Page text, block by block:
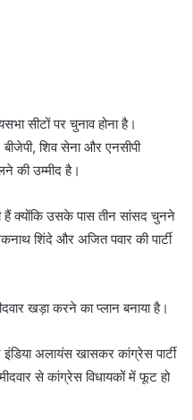
सीटों पर चुनाव होना है।
शिव सेना और एनसीपी
की उम्मीद है।
क्योंकि उसके पास तीन सांसद चुनने
शिंदे और अजित पवार की पार्टी
खड़ा करने का प्लान बनाया है।
अलायंस खासकर कांग्रेस पार्टी
से कांग्रेस विधायकों में फूट हो